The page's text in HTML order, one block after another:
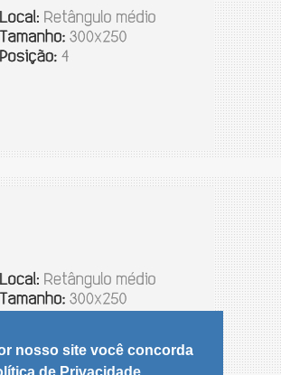
nosso site você concorda